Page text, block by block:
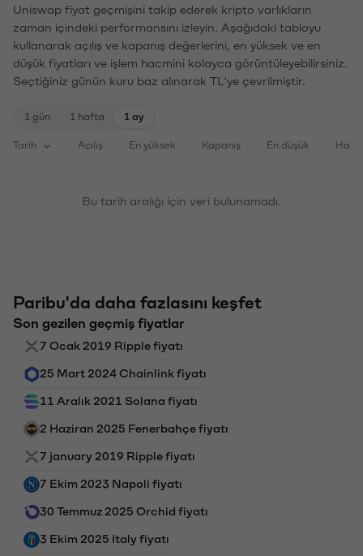
Uniswap fiyat geçmişini takip ederek kripto varlıkların
zaman içindeki performansını izleyin. Aşağıdaki tabloyu
kullanarak açılış ve kapanış değerlerini, en yüksek ve en
düşük fiyatları ve işlem hacmini kolayca görüntüleyebilirsiniz.
Seçtiğiniz günün kuru baz alınarak TL'ye çevrilmiştir.
1 gün 1 hafta 1 ay
Tarih Açılış En yüksek Kapanış En düşük
Bu tarih aralığı için veri bulunamadı.
Paribu'da daha fazlasını keşfet
Son gezilen geçmiş fiyatlar
7 Ocak 2019 Ripple fiyatı
25 Mart 2024 Chainlink fiyatı
11 Aralık 2021 Solana fiyatı
2 Haziran 2025 Fenerbahçe fiyatı
7 january 2019 Ripple fiyatı
7 Ekim 2023 Napoli fiyatı
30 Temmuz 2025 Orchid fiyatı
3 Ekim 2025 Italy fiyatı